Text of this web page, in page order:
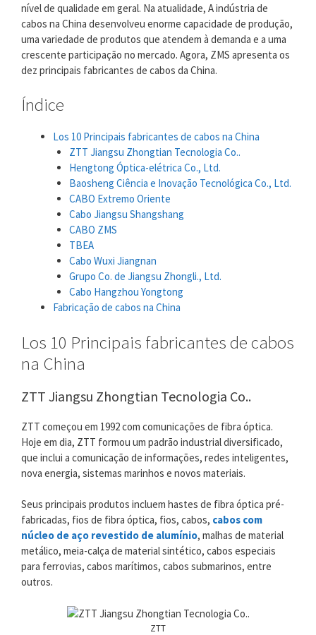
nível de qualidade em geral. Na atualidade, A indústria de
cabos na China desenvolveu enorme capacidade de produção,
uma variedade de produtos que atendem à demanda e a uma
crescente participação no mercado. Agora, ZMS apresenta os
dez principais fabricantes de cabos da China.
Índice
Los 10 Principais fabricantes de cabos na China
ZTT Jiangsu Zhongtian Tecnologia Co..
Hengtong Óptica-elétrica Co., Ltd.
Baosheng Ciência e Inovação Tecnológica Co., Ltd.
CABO Extremo Oriente
Cabo Jiangsu Shangshang
CABO ZMS
TBEA
Cabo Wuxi Jiangnan
Grupo Co. de Jiangsu Zhongli., Ltd.
Cabo Hangzhou Yongtong
Fabricação de cabos na China
Los 10 Principais fabricantes de cabos
na China
ZTT Jiangsu Zhongtian Tecnologia Co..
ZTT começou em 1992 com comunicações de fibra óptica.
Hoje em dia, ZTT formou um padrão industrial diversificado,
que inclui a comunicação de informações, redes inteligentes,
nova energia, sistemas marinhos e novos materiais.
Seus principais produtos incluem hastes de fibra óptica pré-
fabricadas, fios de fibra óptica, fios, cabos, cabos com
núcleo de aço revestido de alumínio, malhas de material
metálico, meia-calça de material sintético, cabos especiais
para ferrovias, cabos marítimos, cabos submarinos, entre
outros.
ZTT